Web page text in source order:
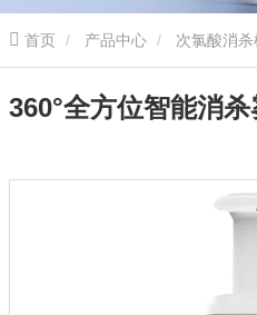
首页 产品中心 次氯酸消杀
360°全方位智能消